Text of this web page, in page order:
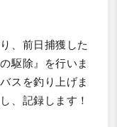
、前日捕獲した
駆除』を行いま
スを釣り上げま
、記録します！